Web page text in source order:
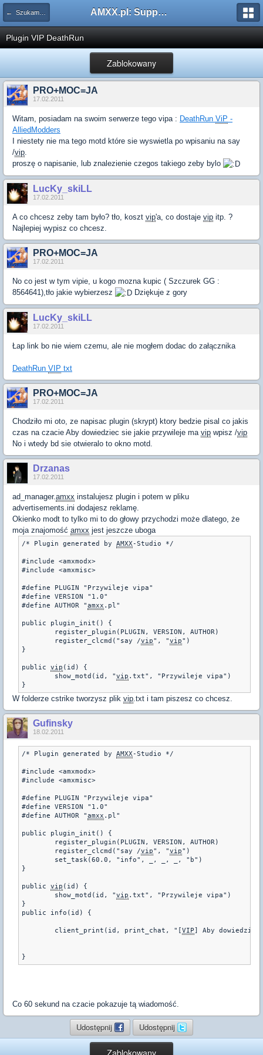
← Szukam pluginu AMXX.pl: Support AMX Mod X i SourceMod
Plugin VIP DeathRun
Zablokowany
PRO+MOC=JA
17.02.2011
Witam, posiadam na swoim serwerze tego vipa : DeathRun ViP -
AlliedModders
I niestety nie ma tego motd które sie wyswietla po wpisaniu na say
/vip.
proszę o napisanie, lub znalezienie czegos takiego zeby bylo
LucKy_skiLL
17.02.2011
A co chcesz zeby tam było? tło, koszt vip'a, co dostaje vip itp. ?
Najlepiej wypisz co chcesz.
PRO+MOC=JA
17.02.2011
No co jest w tym vipie, u kogo mozna kupic ( Szczurek GG :
8564641),tło jakie wybierzesz
Dziękuje z gory
LucKy_skiLL
17.02.2011
Łap link bo nie wiem czemu, ale nie mogłem dodac do załącznika
DeathRun VIP txt
PRO+MOC=JA
17.02.2011
Chodziło mi oto, ze napisac plugin (skrypt) ktory bedzie pisal co jakis
czas na czacie Aby dowiedziec sie jakie przywileje ma vip wpisz /vip
No i wtedy bd sie otwieralo to okno motd.
Drzanas
17.02.2011
ad_manager.amxx instalujesz plugin i potem w pliku
advertisements.ini dodajesz reklamę.
Okienko modt to tylko mi to do głowy przychodzi może dlatego, że
moja znajomość amxx jest jeszcze uboga
/* Plugin generated by AMXX-Studio */
#include <amxmodx>
#include <amxmisc>
#define PLUGIN "Przywileje vipa"
#define VERSION "1.0"
#define AUTHOR "amxx .pl"
public plugin_init() {
        register_plugin(PLUGIN, VERSION, AUTHOR)
        register_clcmd("say /
vip", "vip")
}
public vip (id) {
        show_motd(id, "
vip .txt", "Przywileje vipa")
W folderze cstrike tworzysz plik vip.txt i tam piszesz co chcesz.
Gufinsky
18.02.2011
/* Plugin generated by AMXX-Studio */
#include <amxmodx>
#include <amxmisc>
#define PLUGIN "Przywileje vipa"
#define VERSION "1.0"
#define AUTHOR "amxx .pl"
public plugin_init() {
        register_plugin(PLUGIN, VERSION, AUTHOR)
        register_clcmd("say /
vip", "vip")
        set_task(60.0, "info", _, _, _, "b")
}
public vip (id) {
        show_motd(id, "
vip .txt", "Przywileje vipa")
}
public info(id) {
	client_print(id, print_chat, "[
VIP ] Aby
}
Co 60 sekund na czacie pokazuje tą wiadomość.
Udostępnij Udostępnij